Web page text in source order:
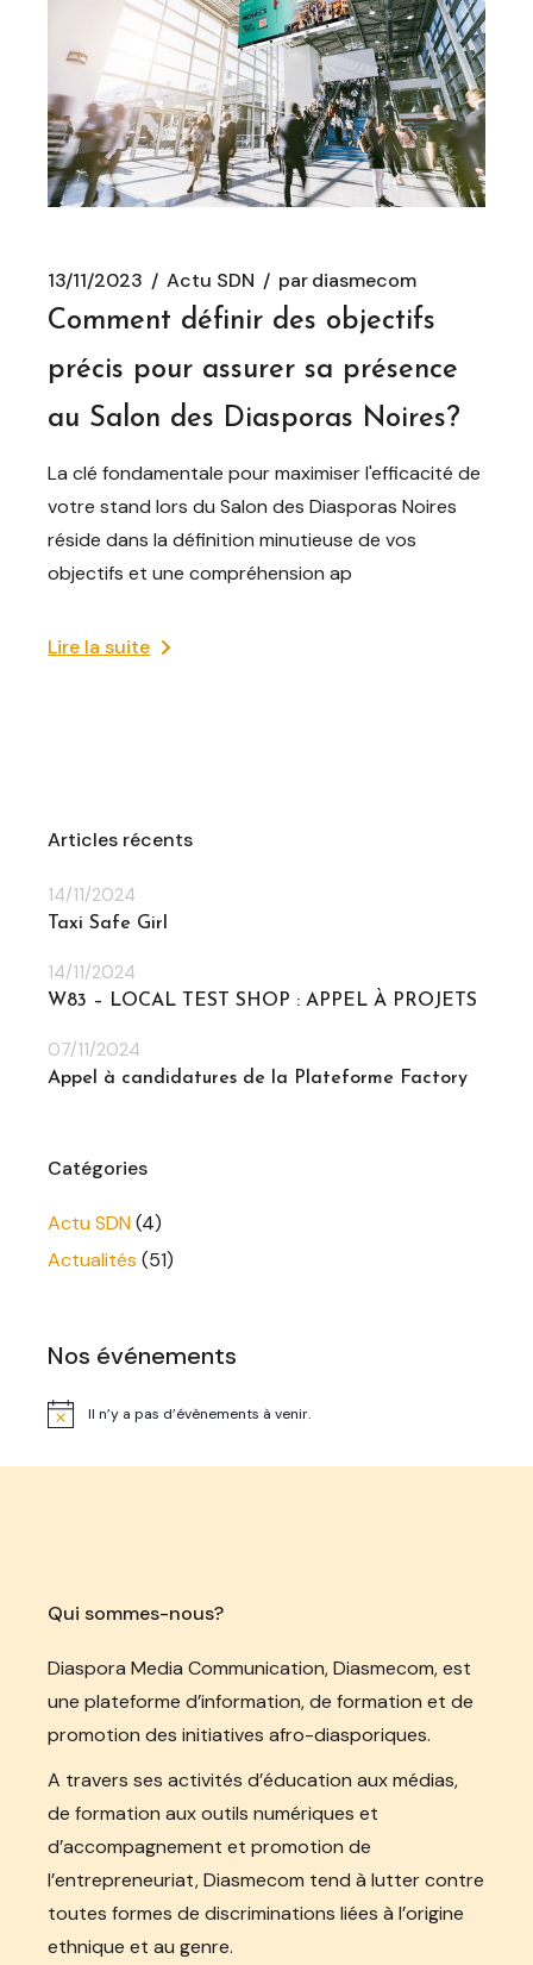
13/11/2023 Actu SDN pardiasmecom
Comment définir des objectifs
précis pour assurer sa présence
au Salon des Diasporas Noires?
La clé fondamentale pour maximiser l'efficacité de
votre stand lors du Salon des Diasporas Noires
réside dans la définition minutieuse de vos
objectifs et une compréhension ap
Lire la suite
Articles récents
Taxi Safe Girl
14/11/2024
W83 – LOCAL TEST SHOP : APPEL À PROJETS
14/11/2024
Appel à candidatures de la Plateforme Factory
07/11/2024
Catégories
Actu SDN(4)
Actualités (51)
Nos événements
NoticeIl n’y a pas d’évènements à venir.
Qui sommes-nous?
Diaspora Media Communication, Diasmecom, est
une plateforme d’information, de formation et de
promotion des initiatives afro-diasporiques.
A travers ses activités d’éducation aux médias,
de formation aux outils numériques et
d’accompagnement et promotion de
l’entrepreneuriat, Diasmecom tend à lutter contre
toutes formes de discriminations liées à l’origine
ethnique et au genre.